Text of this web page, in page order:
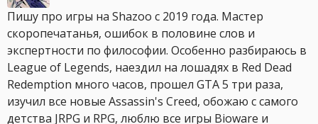
Пишу про игры на Shazoo с 2019 года. Мастер
скоропечатанья, ошибок в половине слов и
экспертности по философии. Особенно разбираюсь в
League of Legends, наездил на лошадях в Red Dead
Redemption много часов, прошел GTA 5 три раза,
изучил все новые Assassin's Creed, обожаю с самого
детства JRPG и RPG, люблю все игры Bioware и